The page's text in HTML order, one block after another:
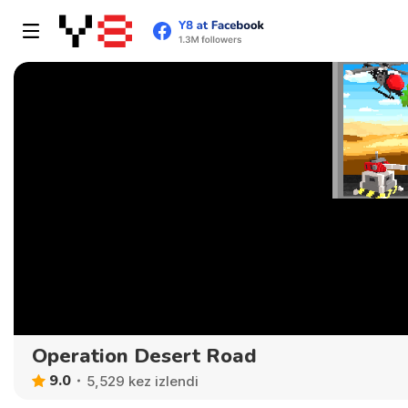
Operation Desert Road
9.0 5,529 kez izlendi